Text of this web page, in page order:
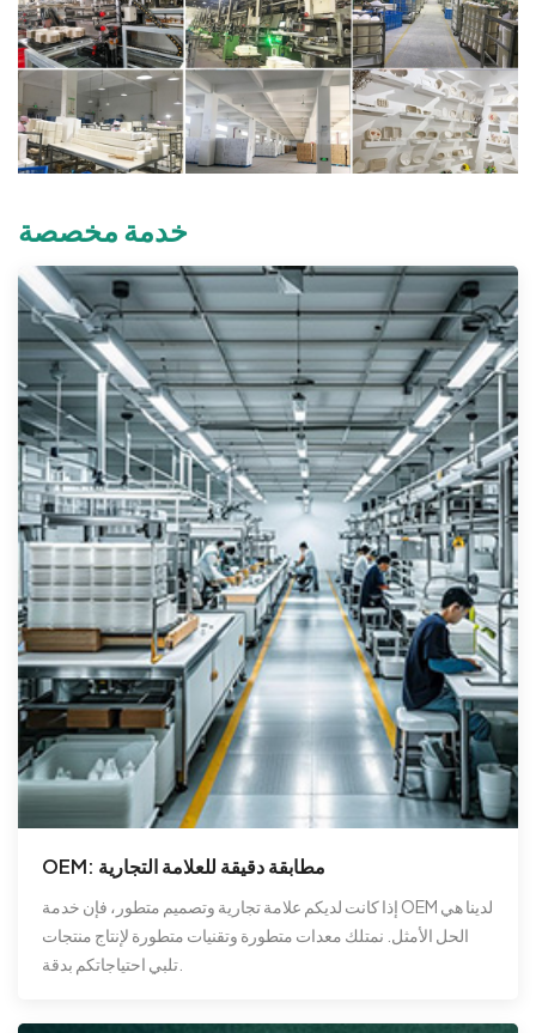
خدمة مخصصة
OEM: مطابقة دقيقة للعلامة التجارية
إذا كانت لديكم علامة تجارية وتصميم متطور، فإن خدمة OEM لدينا هي
الحل الأمثل. نمتلك معدات متطورة وتقنيات متطورة لإنتاج منتجات